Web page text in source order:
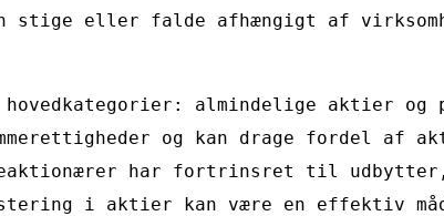
stige eller falde afhængigt af
almindelige aktier og
og kan drage fordel af
har fortrinsret til
i aktier kan være en effektiv